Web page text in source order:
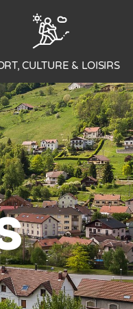
CULTURE & LOISIRS